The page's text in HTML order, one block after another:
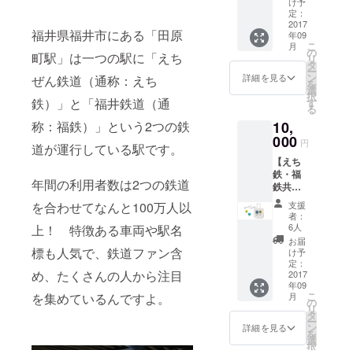
福井県福井市にある「田原
町駅」は一つの駅に「えち
ぜん鉄道（通称：えち
鉄）」と「福井鉄道（通
称：福鉄）」という2つの鉄
道が運行している駅です。
年間の利用者数は2つの鉄道
を合わせてなんと100万人以
上！ 特徴ある車両や駅名
標も人気で、鉄道ファン含
め、たくさんの人から注目
を集めているんですよ。
ｃｍ
ボルで
ある、
えち鉄
と福鉄
の相互
乗り入
れをデ
ザイン
リジナ
ルトー
トバッ
グをプ
レゼン
トしま
す。 本
体サイ
ズ 横36
ｃｍ×
縦37ｃ
ｍ × マ
チ11ｃ
定：
2017
年09
月
詳細を見る
こ
の
リ
タ
ー
ン
を
選
択
す
る
10,
000 円
【えち
鉄・福
鉄共通
フリー
切符と
オリジ
ナルギ
ター
ピック
＆トー
トバッ
グコー
ス】 ・
福井鉄
道、え
支援
者：
6人
お届
け予
定：
2017
年09
月
詳細を見る
こ
の
リ
タ
ー
ン
を
選
択